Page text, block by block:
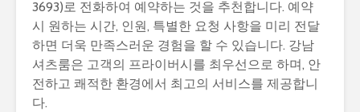
3693)로 전화하여 예약하는 것을 추천합니다. 예약
시 원하는 시간, 인원, 특별한 요청 사항을 미리 전달
하면 더욱 만족스러운 경험을 할 수 있습니다. 강남
셔츠룸은 고객의 프라이버시를 최우선으로 하며, 안
전하고 쾌적한 환경에서 최고의 서비스를 제공합니
다.